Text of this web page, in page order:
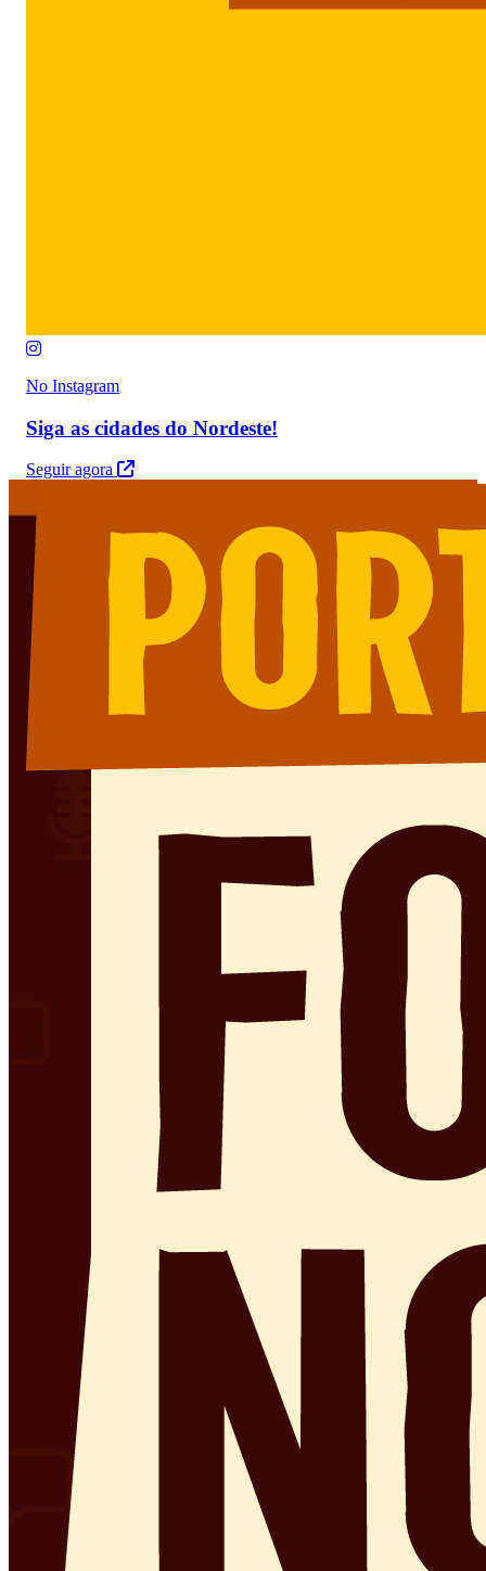
No Instagram
Siga as cidades do Nordeste!
Seguir agora